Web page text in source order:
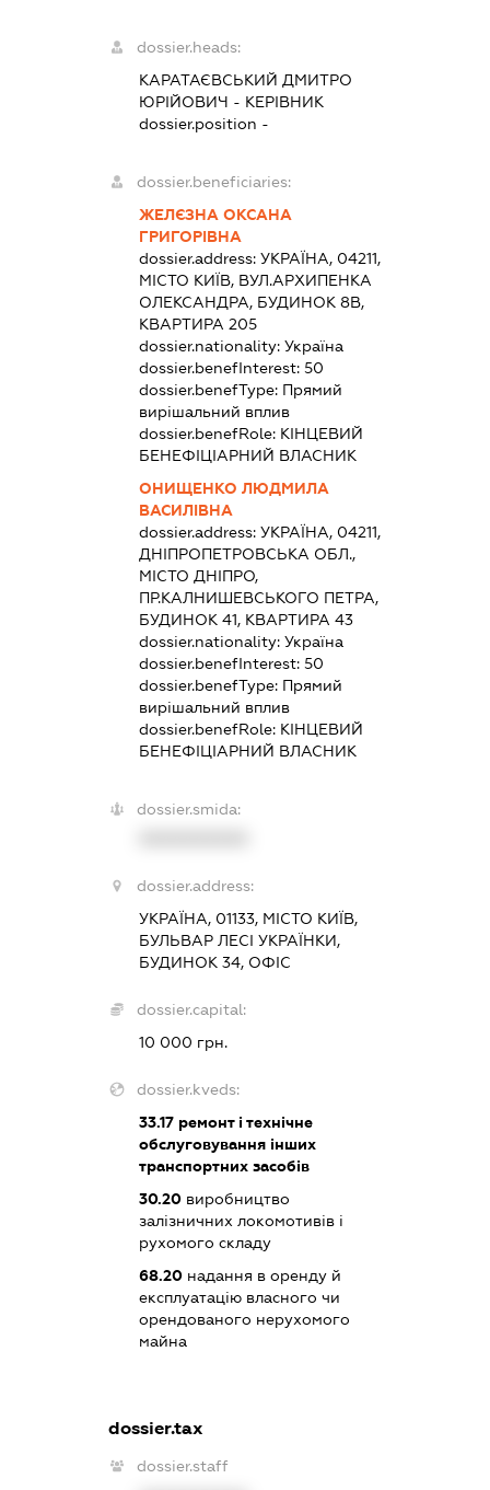
dossier.heads:
КАРАТАЄВСЬКИЙ ДМИТРО
ЮРІЙОВИЧ - КЕРІВНИК
dossier.position -
dossier.beneficiaries:
ЖЕЛЄЗНА ОКСАНА
ГРИГОРІВНА
dossier.address:УКРАЇНА, 04211,
МІСТО КИЇВ, ВУЛ.АРХИПЕНКА
ОЛЕКСАНДРА, БУДИНОК 8В,
КВАРТИРА 205
dossier.nationality:Україна
dossier.benefInterest:50
dossier.benefType: Прямий
вирішальний вплив
dossier.benefRole: КІНЦЕВИЙ
БЕНЕФІЦІАРНИЙ ВЛАСНИК
ОНИЩЕНКО ЛЮДМИЛА
ВАСИЛІВНА
dossier.address:УКРАЇНА, 04211,
ДНІПРОПЕТРОВСЬКА ОБЛ.,
МІСТО ДНІПРО,
ПР.КАЛНИШЕВСЬКОГО ПЕТРА,
БУДИНОК 41, КВАРТИРА 43
dossier.nationality:Україна
dossier.benefInterest:50
dossier.benefType: Прямий
вирішальний вплив
dossier.benefRole: КІНЦЕВИЙ
БЕНЕФІЦІАРНИЙ ВЛАСНИК
dossier.smida:
dossier.address:
УКРАЇНА, 01133, МІСТО КИЇВ,
БУЛЬВАР ЛЕСІ УКРАЇНКИ,
БУДИНОК 34, ОФІС
dossier.capital:
10 000 грн.
dossier.kveds:
33.17 ремонт і технічне
обслуговування інших
транспортних засобів
30.20 виробництво
залізничних локомотивів і
рухомого складу
68.20 надання в оренду й
експлуатацію власного чи
орендованого нерухомого
майна
dossier.tax
dossier.staff